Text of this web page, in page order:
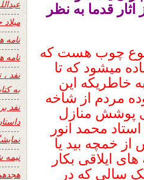
قدما به نظر
نوع چوب هست که
میشود که تا
خاطریکه این
مردم از شاخه
پوشش منازل
محمد انور
خمچه بید یا
ایلاقی بکار
سالی که در
نامه
نامه
نفد ،
به
نفد
نیمه